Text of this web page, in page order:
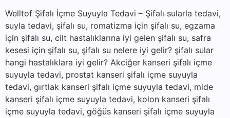
Welltof Şifalı İçme Suyuyla Tedavi – Şifalı sularla tedavi,
suyla tedavi, şifalı su, romatizma için şifalı su, egzama
için şifalı su, cilt hastalıklarına iyi gelen şifalı su, safra
kesesi için şifalı su, şifalı su nelere iyi gelir? şifalı sular
hangi hastalıklara iyi gelir? Akciğer kanseri şifalı içme
suyuyla tedavi, prostat kanseri şifalı içme suyuyla
tedavi, gırtlak kanseri şifalı içme suyuyla tedavi, mide
kanseri şifalı içme suyuyla tedavi, kolon kanseri şifalı
içme suyuyla tedavi, göğüs kanseri şifalı içme suyuyla